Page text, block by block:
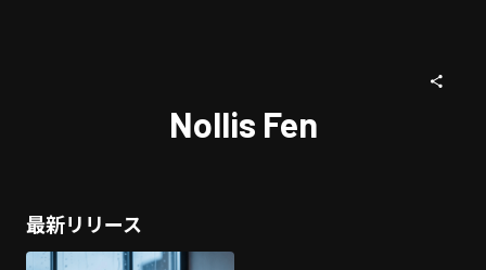
Nollis Fen
最新リリース